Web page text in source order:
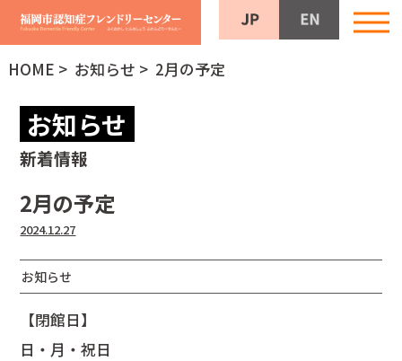
HOME > お知らせ > 2月の予定
お知らせ
新着情報
2月の予定
2024.12.27
お知らせ
【閉館日】
日・月・祝日